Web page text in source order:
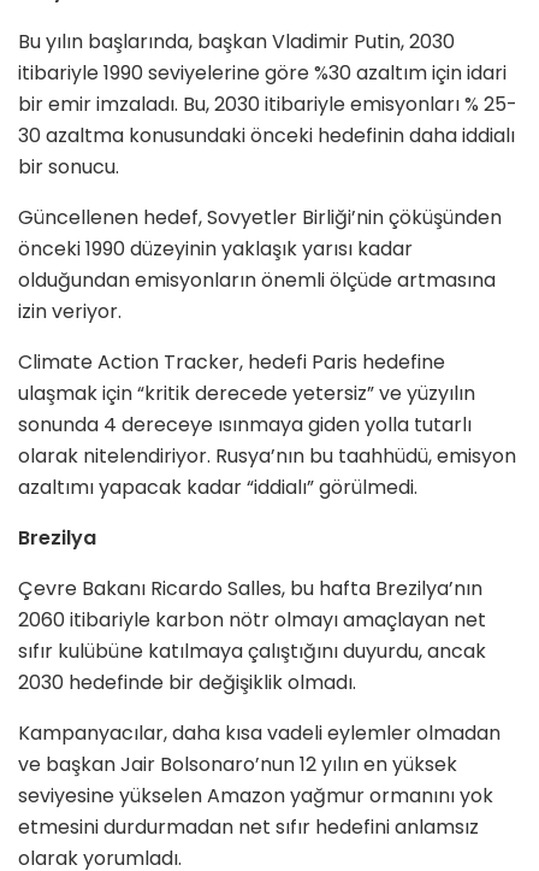
Bu yılın başlarında, başkan Vladimir Putin, 2030
itibariyle 1990 seviyelerine göre %30 azaltım için idari
bir emir imzaladı. Bu, 2030 itibariyle emisyonları % 25-
30 azaltma konusundaki önceki hedefinin daha iddialı
bir sonucu.
Güncellenen hedef, Sovyetler Birliği’nin çöküşünden
önceki 1990 düzeyinin yaklaşık yarısı kadar
olduğundan emisyonların önemli ölçüde artmasına
izin veriyor.
Climate Action Tracker, hedefi Paris hedefine
ulaşmak için “kritik derecede yetersiz” ve yüzyılın
sonunda 4 dereceye ısınmaya giden yolla tutarlı
olarak nitelendiriyor. Rusya’nın bu taahhüdü, emisyon
azaltımı yapacak kadar “iddialı” görülmedi.
Brezilya
Çevre Bakanı Ricardo Salles, bu hafta Brezilya’nın
2060 itibariyle karbon nötr olmayı amaçlayan net
sıfır kulübüne katılmaya çalıştığını duyurdu, ancak
2030 hedefinde bir değişiklik olmadı.
Kampanyacılar, daha kısa vadeli eylemler olmadan
ve başkan Jair Bolsonaro’nun 12 yılın en yüksek
seviyesine yükselen Amazon yağmur ormanını yok
etmesini durdurmadan net sıfır hedefini anlamsız
olarak yorumladı.